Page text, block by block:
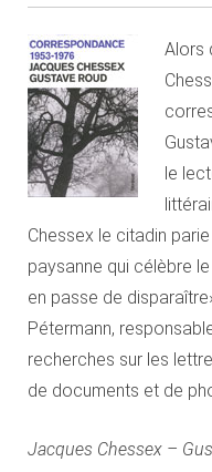
Alors
le
Chessex le citadin
paysanne qui célèbre
en passe de
Pétermann,
recherches sur les
de documents et de
Jacques Chessex –